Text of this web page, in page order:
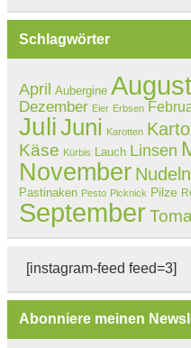
Schlagwörter
April Aubergine August
Dezember Eier Erbsen
JuliJuni Karotten
Käse Kürbis Lauch Linsen
November Nudeln
Pastinaken Pesto Picknick Pilze
September
[instagram-feed feed=3]
Abonniere meinen